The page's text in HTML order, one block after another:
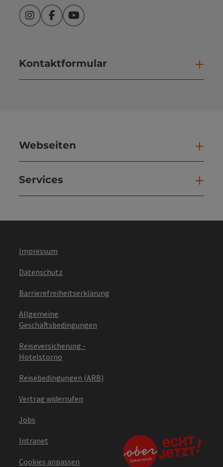
InstagramFacebookYouTube
Kontaktformular
Webseiten
Services
Impressum
Datenschutz
Barrierefreiheitserklärung
Allgemeine
Geschäftsbedingungen
Reiseversicherung -
Hotelstorno
Reisebedingungen (ARB)
Vertrag widerrufen
Jobs
Intranet
Cookies anpassen